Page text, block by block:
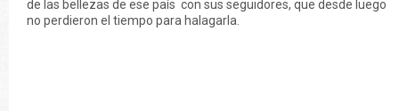
de las bellezas de ese país con sus seguidores, que desde luego
no perdieron el tiempo para halagarla.